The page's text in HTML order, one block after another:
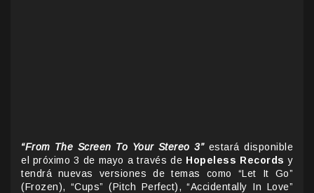
“From The Screen To Your Stereo 3”estará disponible
el próximo 3 de mayo a través de Hopeless Records y
tendrá nuevas versiones de temas como “Let It Go”
(Frozen), “Cups” (Pitch Perfect), “Accidentally In Love”